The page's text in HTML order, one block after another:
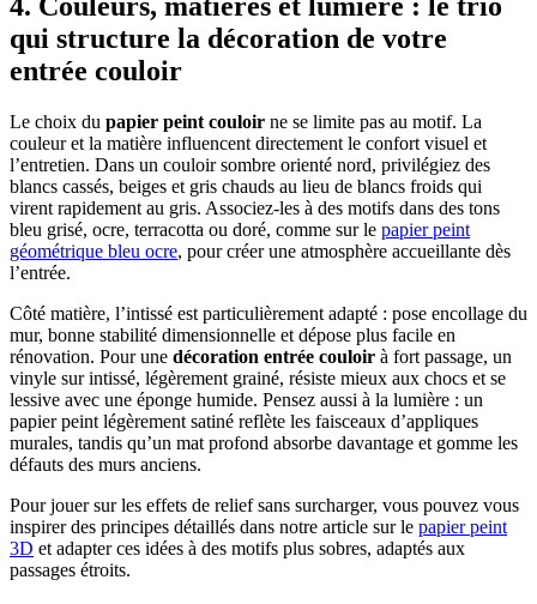
qui structure la décoration de votre
entrée couloir
Le choix du papier peint couloir ne se limite pas au motif. La
couleur et la matière influencent directement le confort visuel et
l’entretien. Dans un couloir sombre orienté nord, privilégiez des
blancs cassés, beiges et gris chauds au lieu de blancs froids qui
virent rapidement au gris. Associez-les à des motifs dans des tons
bleu grisé, ocre, terracotta ou doré, comme sur le papier peint
géométrique bleu ocre, pour créer une atmosphère accueillante dès
l’entrée.
Côté matière, l’intissé est particulièrement adapté : pose encollage du
mur, bonne stabilité dimensionnelle et dépose plus facile en
rénovation. Pour une décoration entrée couloir à fort passage, un
vinyle sur intissé, légèrement grainé, résiste mieux aux chocs et se
lessive avec une éponge humide. Pensez aussi à la lumière : un
papier peint légèrement satiné reflète les faisceaux d’appliques
murales, tandis qu’un mat profond absorbe davantage et gomme les
défauts des murs anciens.
Pour jouer sur les effets de relief sans surcharger, vous pouvez vous
inspirer des principes détaillés dans notre article sur le papier peint
3D et adapter ces idées à des motifs plus sobres, adaptés aux
passages étroits.